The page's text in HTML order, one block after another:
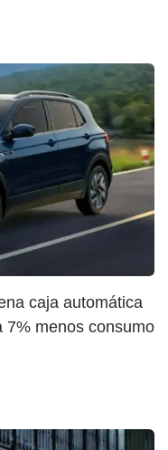
caja automática
7% menos consumo